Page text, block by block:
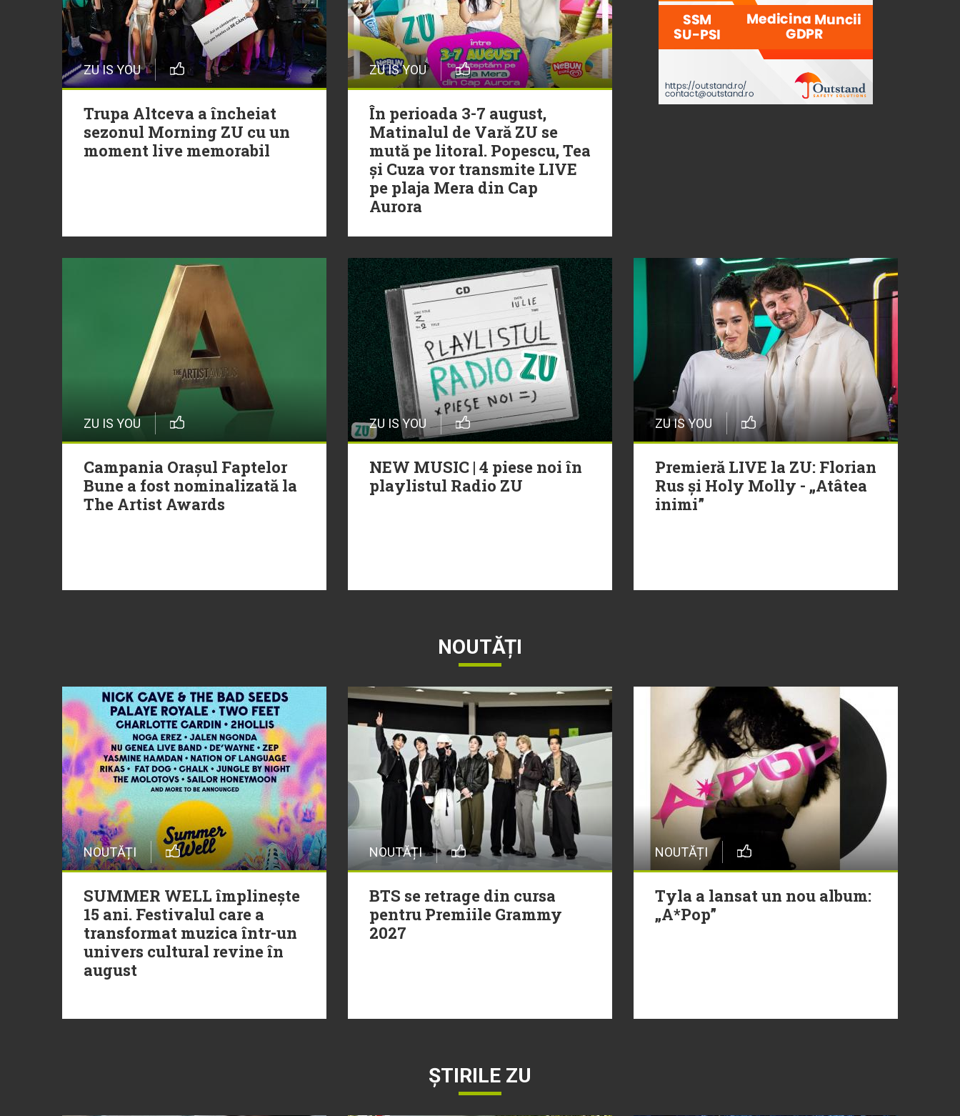
ZU IS YOU
Trupa Altceva a încheiat
sezonul Morning ZU cu un
moment live memorabil
ZU IS YOU
În perioada 3-7 august,
Matinalul de Vară ZU se
mută pe litoral. Popescu, Tea
și Cuza vor transmite LIVE
pe plaja Mera din Cap
Aurora
ZU IS YOU
Campania Orașul Faptelor
Bune a fost nominalizată la
The Artist Awards
ZU IS YOU
NEW MUSIC | 4 piese noi în
playlistul Radio ZU
ZU IS YOU
Premieră LIVE la ZU: Florian
Rus și Holy Molly - „Atâtea
inimi”
NOUTĂȚI
NOUTĂȚI
SUMMER WELL împlinește
15 ani. Festivalul care a
transformat muzica într-un
univers cultural revine în
august
NOUTĂȚI
BTS se retrage din cursa
pentru Premiile Grammy
2027
NOUTĂȚI
Tyla a lansat un nou album:
„A*Pop”
ȘTIRILE ZU